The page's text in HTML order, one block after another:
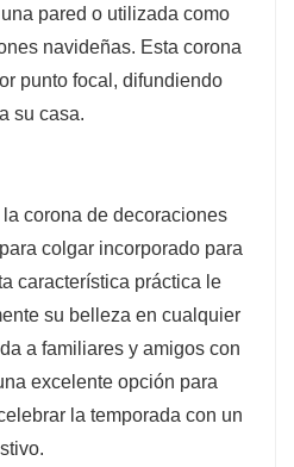
pared o utilizada como
navideñas. Esta corona
punto focal, difundiendo
su casa.
corona de decoraciones
colgar incorporado para
característica práctica le
su belleza en cualquier
a familiares y amigos con
excelente opción para
la temporada con un